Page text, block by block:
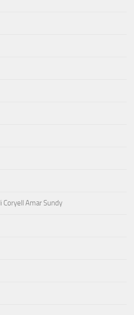
Coryell Amar Sundy